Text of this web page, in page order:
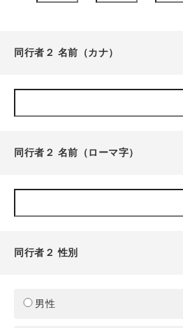
同行者２ 名前（カナ）
同行者２ 名前（ローマ字）
同行者２ 性別
男性